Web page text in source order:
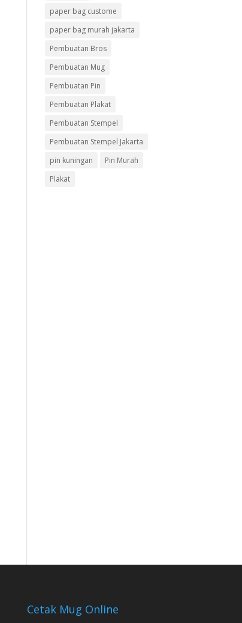
paper bag custome
paper bag murah jakarta
Pembuatan Bros
Pembuatan Mug
Pembuatan Pin
Pembuatan Plakat
Pembuatan Stempel
Pembuatan Stempel Jakarta
pin kuningan
Pin Murah
Plakat
Cetak Mug Online